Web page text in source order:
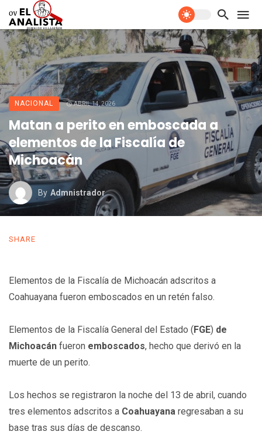
NACIONAL ABRIL 14, 2026
Matan a perito en emboscada a
elementos de la Fiscalía de
Michoacán
By Admnistrador
SHARE
Elementos de la Fiscalía de Michoacán adscritos a
Coahuayana fueron emboscados en un retén falso.
Elementos de la Fiscalía General del Estado (FGE) de
Michoacán fueron emboscados, hecho que derivó en la
muerte de un perito.
Los hechos se registraron la noche del 13 de abril, cuando
tres elementos adscritos a Coahuayana regresaban a su
base tras sus días de descanso.